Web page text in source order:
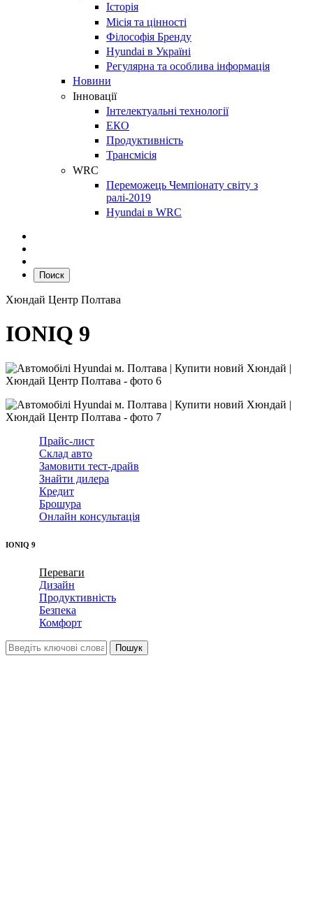
Історія
Місія та цінності
Філософія Бренду
Hyundai в Україні
Регулярна та особлива інформація
Новини
Інновації
Інтелектуальні технології
ЕКО
Продуктивність
Трансмісія
WRC
Переможець Чемпіонату світу з
ралі-2019
Hyundai в WRC
Поиск
Хюндай Центр Полтава
IONIQ 9
Прайс-лист
Склад авто
Замовити тест-драйв
Знайти дилера
Кредит
Брошура
Онлайн консультація
IONIQ 9
Переваги
Дизайн
Продуктивність
Безпека
Комфорт